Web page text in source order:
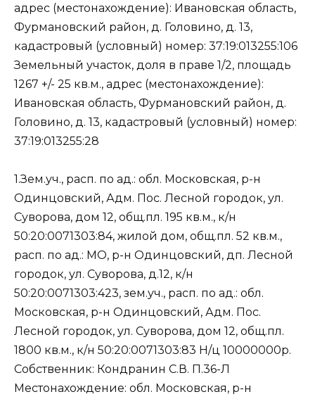
адрес (местонахождение): Ивановская область,
Фурмановский район, д. Головино, д. 13,
кадастровый (условный) номер: 37:19:013255:106
Земельный участок, доля в праве 1/2, площадь
1267 +/- 25 кв.м., адрес (местонахождение):
Ивановская область, Фурмановский район, д.
Головино, д. 13, кадастровый (условный) номер:
37:19:013255:28
1.Зем.уч., расп. по ад.: обл. Московская, р-н
Одинцовский, Адм. Пос. Лесной городок, ул.
Суворова, дом 12, общ.пл. 195 кв.м., к/н
50:20:0071303:84, жилой дом, общ.пл. 52 кв.м.,
расп. по ад.: МО, р-н Одинцовский, дп. Лесной
городок, ул. Суворова, д.12, к/н
50:20:0071303:423, зем.уч., расп. по ад.: обл.
Московская, р-н Одинцовский, Адм. Пос.
Лесной городок, ул. Суворова, дом 12, общ.пл.
1800 кв.м., к/н 50:20:0071303:83 Н/ц 10000000р.
Собственник: Кондранин С.В. П.36-Л
Местонахождение: обл. Московская, р-н